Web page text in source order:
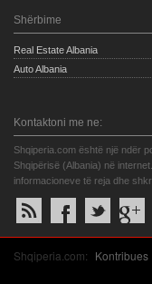
Shërbime
Real Estate Albania
Auto Albania
Kontaktoni me ne:
Shqiperia.com është një ndër
Shqipërisë (Albania) në
informacioneve të reja dhe
Shqiperia.com: Kontribues